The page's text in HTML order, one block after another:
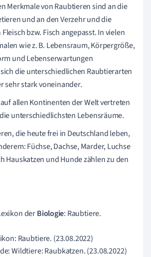
Merkmale von Raubtieren sind an die
und an den Verzehr und die
bzw. Fisch angepasst. In vielen
wie z. B. Lebensraum, Körpergröße,
und Lebenserwartungen
die unterschiedlichen Raubtierarten
sehr stark voneinander.
allen Kontinenten der Welt vertreten
unterschiedlichsten Lebensräume.
die heute frei in Deutschland leben,
Füchse, Dachse, Marder, Luchse
Hauskatzen und Hunde zählen zu den
derBiologie: Raubtiere.
Raubtiere. (23.08.2022)
Wildtiere: Raubkatzen. (23.08.2022)